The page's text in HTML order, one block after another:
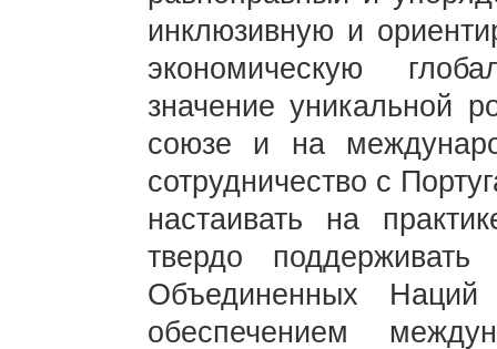
инклюзивную и
экономическую
значение уникальной
союзе и на
сотрудничество с
настаивать на
твердо
Объединенных
обеспечением